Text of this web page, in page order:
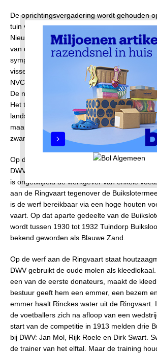
De oprichtingsvergadering wordt gehouden
tuin van kruidenier Willem Hoek (1872-1947),
Nieuwendammerdijk 6, vlakbij de
van de vertrouwensfiguren voor de jongens.
sympathisanten die het jonge club op weg
visser uit Schellingwoude, zorgt voor echte
NVC wordt vervangen door DWV, Door
De nieuwe naam is afgekeken van een
Het tenue met geel-zwarte strepen wordt
landskampioen HVV uit Den Haag. Eerst zijn
maar na protest van de wassende moeders
zwart
Op de sloepenwerf van Gijs de Vries
DWV een weiland voor 150 gulden per jaar.
is ongetwijfeld de werkgever van enkele
aan de Ringvaart tegenover de
is de werf bereikbaar via een hoge houten
vaart. Op dat aparte gedeelte van de
wordt tussen 1930 tot 1932 Tuindorp
bekend geworden als Blauwe Zand.
Op de werf aan de Ringvaart staat
DWV gebruikt de oude molen als
een van de eerste donateurs, maakt de
bestuur geeft hem een emmer, een bezem
emmer haalt Rinckes water uit de Ringvaart.
de voetballers zich na afloop van een
start van de competitie in 1913 melden drie
bij DWV: Jan Mol, Rijk Roele en Dirk Swart.
de trainer van het elftal. Maar de training